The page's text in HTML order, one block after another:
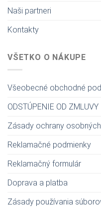
Naši partneri
Kontakty
VŠETKO O NÁKUPE
Všeobecné obchodné
ODSTÚPENIE OD ZMLUVY
Zásady ochrany
Reklamačné podmienky
Reklamačný formulár
Doprava a platba
Zásady používania